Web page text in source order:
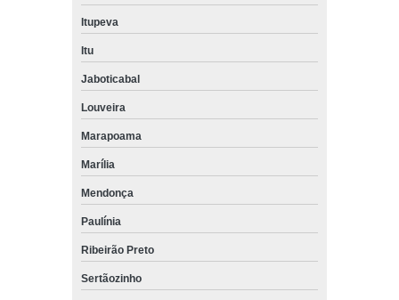
Itupeva
Itu
Jaboticabal
Louveira
Marapoama
Marília
Mendonça
Paulínia
Ribeirão Preto
Sertãozinho